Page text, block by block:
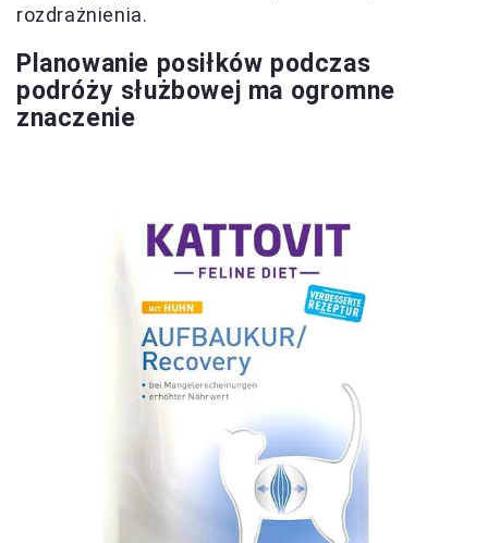
rozdrażnienia.
Planowanie posiłków podczas
podróży służbowej ma ogromne
znaczenie